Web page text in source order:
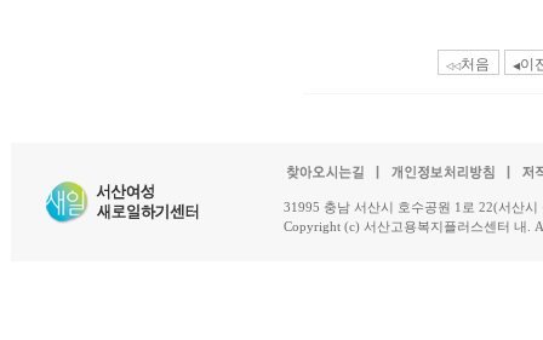
◁◁처음 ◀이
31995 충남 서산시 호수공원 1로 22(서산
Copyright (c) 서산고용복지플러스센터 내.